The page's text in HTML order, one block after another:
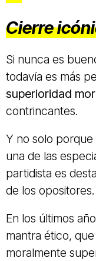
Cierre
Si nunca es
todavía es más
superioridad
contrincantes.
Y no solo
una de las
partidista es
de los opositores.
En los últimos
mantra ético,
moralmente